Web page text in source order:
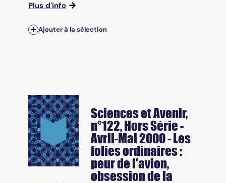
Plus d'info
Ajouter à la sélection
Sciences et Avenir,
n°122, Hors Série -
Avril-Mai 2000 - Les
folies ordinaires :
peur de l'avion,
obsession de la